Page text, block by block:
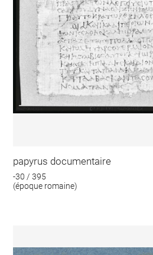
papyrus documentaire
-30 / 395
(époque romaine)